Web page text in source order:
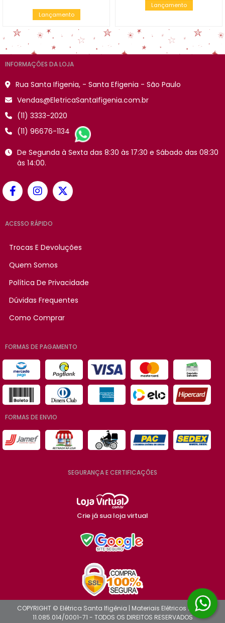
Lançamento
Lançamento
INFORMAÇÕES DA LOJA
Rua Santa Ifigenia, - Santa Efigenia - São Paulo
Vendas@EletricaSantaIfigenia.com.br
(11) 3333-2020
(11) 96676-1134
De Segunda à Sexta das 8:30 às 17:30 e Sábado das 08:30
às 14:00.
ACESSO RÁPIDO
Trocas E Devoluções
Quem Somos
Política De Privacidade
Dúvidas Frequentes
Como Comprar
FORMAS DE PAGAMENTO
FORMAS DE ENVIO
SEGURANÇA E CERTIFICAÇÕES
Crie já sua loja virtual
COPYRIGHT © Elétrica Santa Ifigênia | Materiais Elétricos 2026 -
11.085.014/0001-71 - TODOS OS DIREITOS RESERVADOS